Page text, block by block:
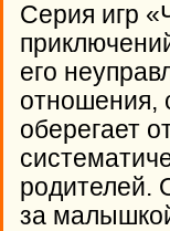
Серия игр
его
отношения,
оберегает
родителей.
за